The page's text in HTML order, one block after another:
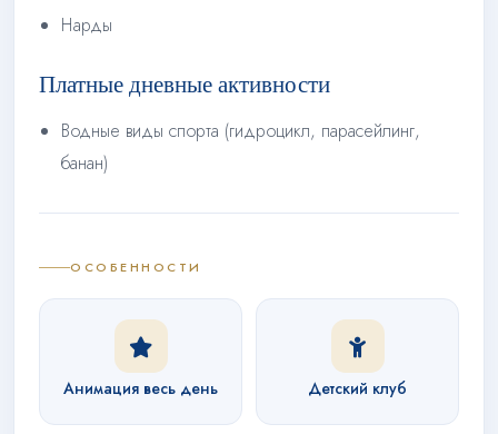
Нарды
Платные дневные активности
Водные виды спорта (гидроцикл, парасейлинг,
банан)
ОСОБЕННОСТИ
Анимация весь день Детский клуб